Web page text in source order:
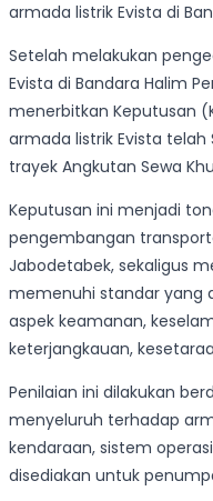
armada listrik Evista di
Setelah melakukan
Evista di Bandara Halim
menerbitkan Keputusan
armada listrik Evista
trayek Angkutan Sewa
Keputusan ini menjadi
pengembangan
Jabodetabek, sekaligus
memenuhi standar yang
aspek keamanan,
keterjangkauan,
Penilaian ini dilakukan
menyeluruh terhadap
kendaraan, sistem
disediakan untuk